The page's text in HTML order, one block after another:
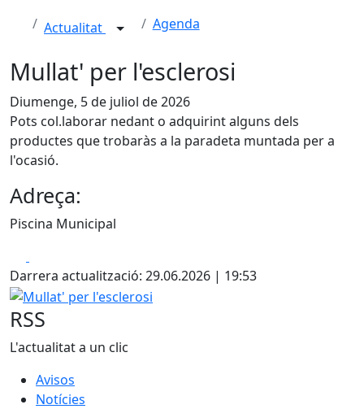
Actualitat Agenda
Mullat' per l'esclerosi
Diumenge, 5 de juliol de 2026
Pots col.laborar nedant o adquirint alguns dels
productes que trobaràs a la paradeta muntada per a
l'ocasió.
Adreça:
Piscina Municipal
Darrera actualització: 29.06.2026 | 19:53
Mullat' per l'esclerosi
RSS
L'actualitat a un clic
Avisos
Notícies